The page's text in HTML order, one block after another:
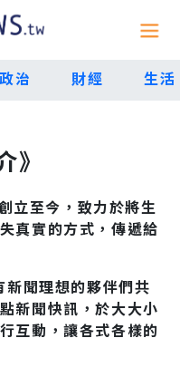
政治 財經 生活
》
立至今，致力於將生
真實的方式，傳遞給
新聞理想的夥伴們共
新聞快訊，於大大小
互動，讓各式各樣的